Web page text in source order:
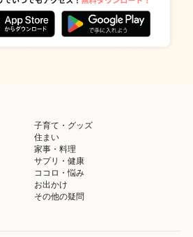
子育て・グッズ
住まい
家事・料理
サプリ・健康
ココロ・悩み
お出かけ
その他の疑問